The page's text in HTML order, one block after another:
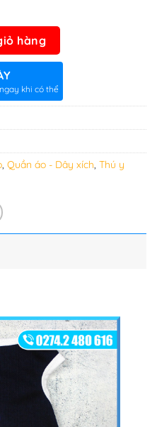
hàng
khi có thể
, Quần áo - Dây xích, Thú y